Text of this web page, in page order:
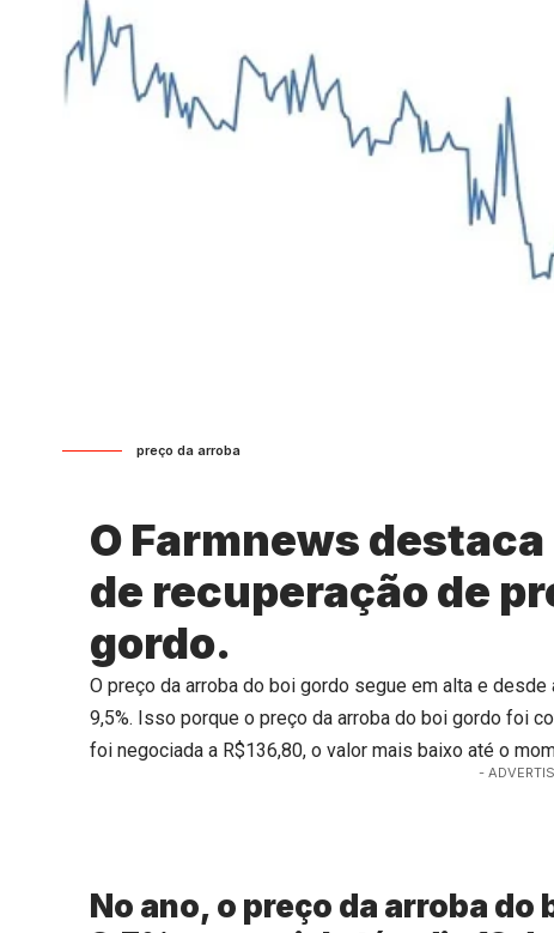
preço da arroba
O Farmnews
de recuperação de
gordo.
O preço da arroba do boi gordo segue em alta e
9,5%. Isso porque o preço da arroba do boi gordo foi
foi negociada a R$136,80, o valor mais baixo até o
-
No ano, o preço da arroba